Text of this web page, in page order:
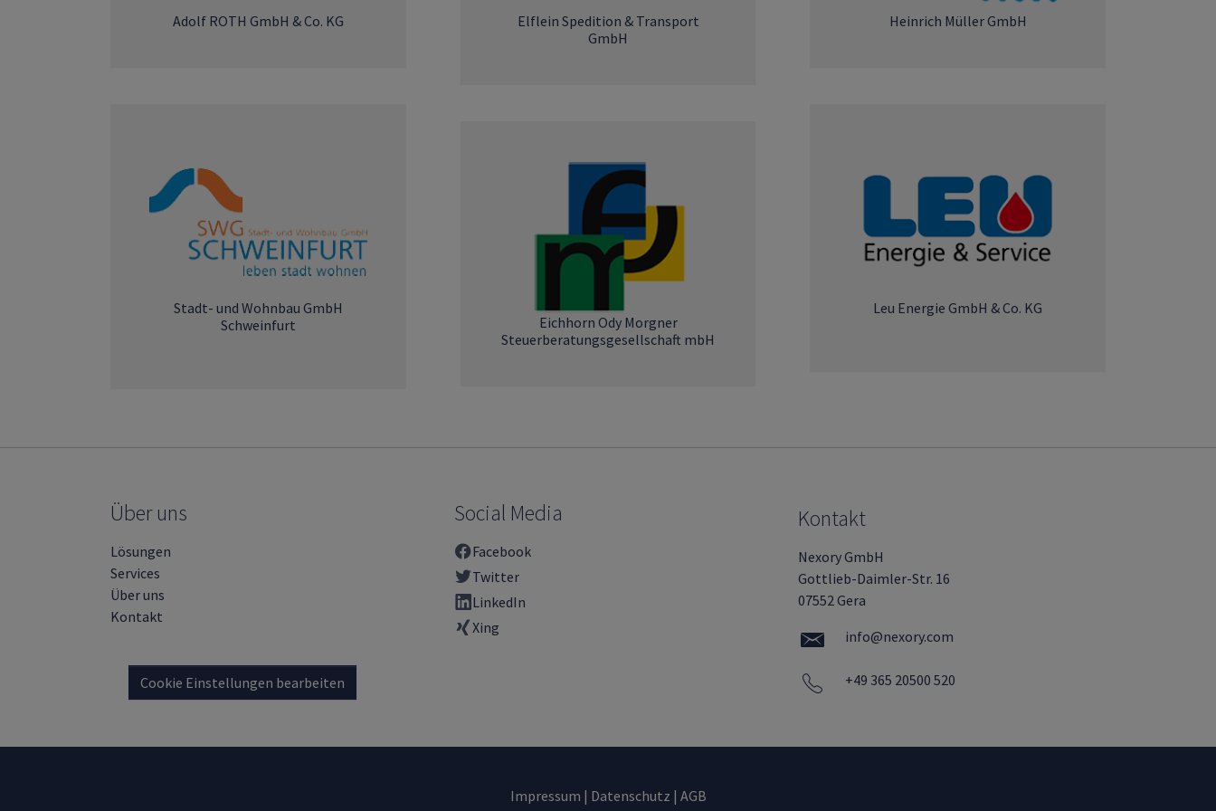
Adolf ROTH GmbH & Co. KG
Stadt- und Wohnbau GmbH
Schweinfurt
Elflein Spedition & Transport
GmbH
Eichhorn Ody Morgner
Steuerberatungsgesellschaft mbH
Heinrich Müller GmbH
Leu Energie GmbH & Co. KG
Über uns
Lösungen
Services
Über uns
Kontakt
Cookie Einstellungen bearbeiten
Social Media
Facebook
Twitter
LinkedIn
Xing
Kontakt
Nexory GmbH
Gottlieb-Daimler-Str. 16
07552 Gera
info@nexory.com
+49 365 20500 520
Impressum | Datenschutz | AGB